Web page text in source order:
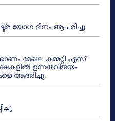
യോഗ ദിനം ആചരിച്ചു
മേഖല കമ്മറ്റി എസ്
ഉന്നതവിജയം
ആദരിച്ചു.